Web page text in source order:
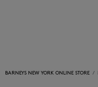
BARNEYS NEW YORK ONLINE STORE